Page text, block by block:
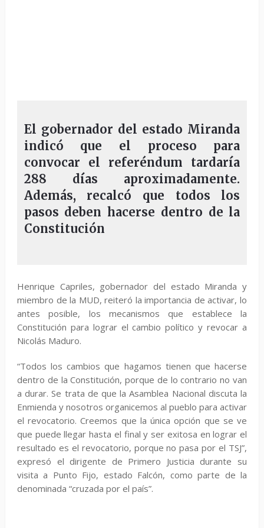
El gobernador del estado Miranda
indicó que el proceso para
convocar el referéndum tardaría
288 días aproximadamente.
Además, recalcó que todos los
pasos deben hacerse dentro de la
Constitución
Henrique Capriles, gobernador del estado Miranda y
miembro de la MUD, reiteró la importancia de activar, lo
antes posible, los mecanismos que establece la
Constitución para lograr el cambio político y revocar a
Nicolás Maduro.
“Todos los cambios que hagamos tienen que hacerse
dentro de la Constitución, porque de lo contrario no van
a durar. Se trata de que la Asamblea Nacional discuta la
Enmienda y nosotros organicemos al pueblo para activar
el revocatorio. Creemos que la única opción que se ve
que puede llegar hasta el final y ser exitosa en lograr el
resultado es el revocatorio, porque no pasa por el TSJ”,
expresó el dirigente de Primero Justicia durante su
visita a Punto Fijo, estado Falcón, como parte de la
denominada “cruzada por el país”.